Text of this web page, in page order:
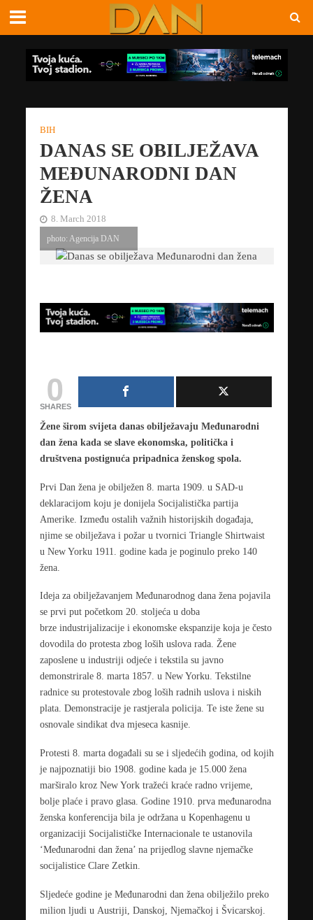
BIH
DANAS SE OBILJEŽAVA
MEĐUNARODNI DAN
ŽENA
8. March 2018
photo: Agencija DAN
0
SHARES
Žene širom svijeta danas obilježavaju Međunarodni
dan žena kada se slave ekonomska, politička i
društvena postignuća pripadnica ženskog spola.
Prvi Dan žena je obilježen 8. marta 1909. u SAD-u
deklaracijom koju je donijela Socijalistička partija
Amerike. Između ostalih važnih historijskih događaja,
njime se obilježava i požar u tvornici Triangle Shirtwaist
u New Yorku 1911. godine kada je poginulo preko 140
žena.
Ideja za obilježavanjem Međunarodnog dana žena pojavila
se prvi put početkom 20. stoljeća u doba
brze industrijalizacije i ekonomske ekspanzije koja je često
dovodila do protesta zbog loših uslova rada. Žene
zaposlene u industriji odjeće i tekstila su javno
demonstrirale 8. marta 1857. u New Yorku. Tekstilne
radnice su protestovale zbog loših radnih uslova i niskih
plata. Demonstracije je rastjerala policija. Te iste žene su
osnovale sindikat dva mjeseca kasnije.
Protesti 8. marta događali su se i sljedećih godina, od kojih
je najpoznatiji bio 1908. godine kada je 15.000 žena
marširalo kroz New York tražeći kraće radno vrijeme,
bolje plaće i pravo glasa. Godine 1910. prva međunarodna
ženska konferencija bila je održana u Kopenhagenu u
organizaciji Socijalističke Internacionale te ustanovila
‘Međunarodni dan žena’ na prijedlog slavne njemačke
socijalistice Clare Zetkin.
Sljedeće godine je Međunarodni dan žena obilježilo preko
milion ljudi u Austriji, Danskoj, Njemačkoj i Švicarskoj.